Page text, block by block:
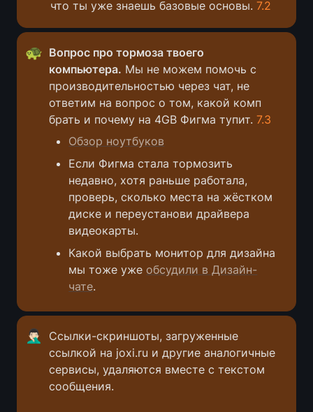
что ты уже знаешь базовые основы. 7.2
🐢 Вопрос про тормоза твоего
компьютера. Мы не можем помочь с
производительностью через чат, не
ответим на вопрос о том, какой комп
брать и почему на 4GB Фигма тупит. 7.3
Обзор ноутбуков
Если Фигма стала тормозить
недавно, хотя раньше работала,
проверь, сколько места на жёстком
диске и переустанови драйвера
видеокарты.
Какой выбрать монитор для дизайна
мы тоже уже обсудили в Дизайн-
чате.
🤦🏻‍♂️
Ссылки-скриншоты, загруженные
ссылкой на joxi.ru и другие аналогичные
сервисы, удаляются вместе с текстом
сообщения.